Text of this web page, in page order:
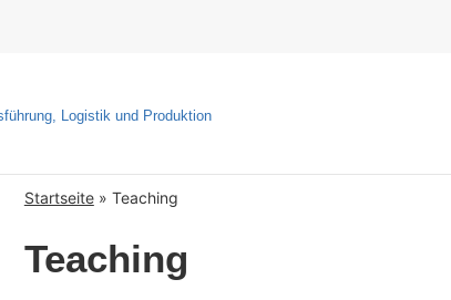
Logistik und Produktion
Startseite» Teaching
Teaching